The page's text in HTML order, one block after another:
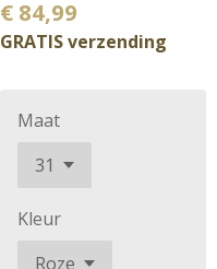
€ 84,99
GRATIS verzending
Maat
Kleur